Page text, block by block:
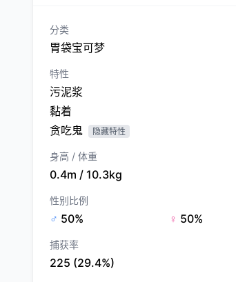
分类
胃袋宝可梦
特性
污泥浆
黏着
贪吃鬼
隐藏特性
身高 / 体重
0.4m / 10.3kg
性别比例
♂ 50% ♀ 50%
捕获率
225 (29.4%)